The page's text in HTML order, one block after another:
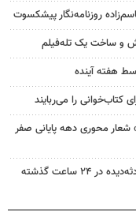
روزنامه‌نگار پیشکسوت
و ساخت یک تله‌فیلم
هفته آینده
کتاب‌خوانی را می‌ربایند
شعار محوری دهه پایانی صفر